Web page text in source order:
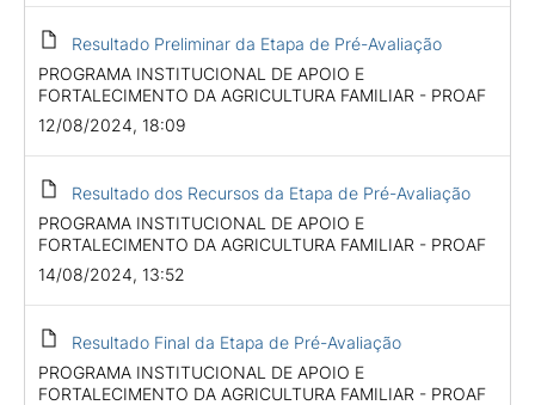
Resultado Preliminar da Etapa de Pré-Avaliação
PROGRAMA INSTITUCIONAL DE APOIO E
FORTALECIMENTO DA AGRICULTURA FAMILIAR - PROAF
12/08/2024, 18:09
Resultado dos Recursos da Etapa de Pré-Avaliação
PROGRAMA INSTITUCIONAL DE APOIO E
FORTALECIMENTO DA AGRICULTURA FAMILIAR - PROAF
14/08/2024, 13:52
Resultado Final da Etapa de Pré-Avaliação
PROGRAMA INSTITUCIONAL DE APOIO E
FORTALECIMENTO DA AGRICULTURA FAMILIAR - PROAF